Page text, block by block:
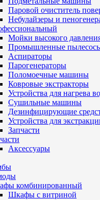
Паровой очиститель
Небулайзеры и
Мойки высокого
Промышленные
Аспираторы
Парогенераторы
Поломоечные машины
Ковровые экстракторы
Устройства для нагрева
Сушильные машины
Дезинфицирующие
Устройства для
Запчасти
Аксессуары
комбинированный
Шкафы с витриной